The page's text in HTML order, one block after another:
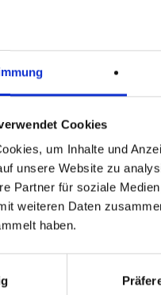
Cookies
um Inhalte und
unsere Website zu
Partner für soziale
weiteren Daten
haben.
Erinnerung